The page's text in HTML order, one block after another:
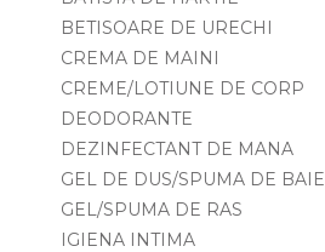
BETISOARE DE URECHI
CREMA DE MAINI
CREME/LOTIUNE DE CORP
DEODORANTE
DEZINFECTANT DE MANA
GEL DE DUS/SPUMA DE BAIE
GEL/SPUMA DE RAS
IGIENA INTIMA